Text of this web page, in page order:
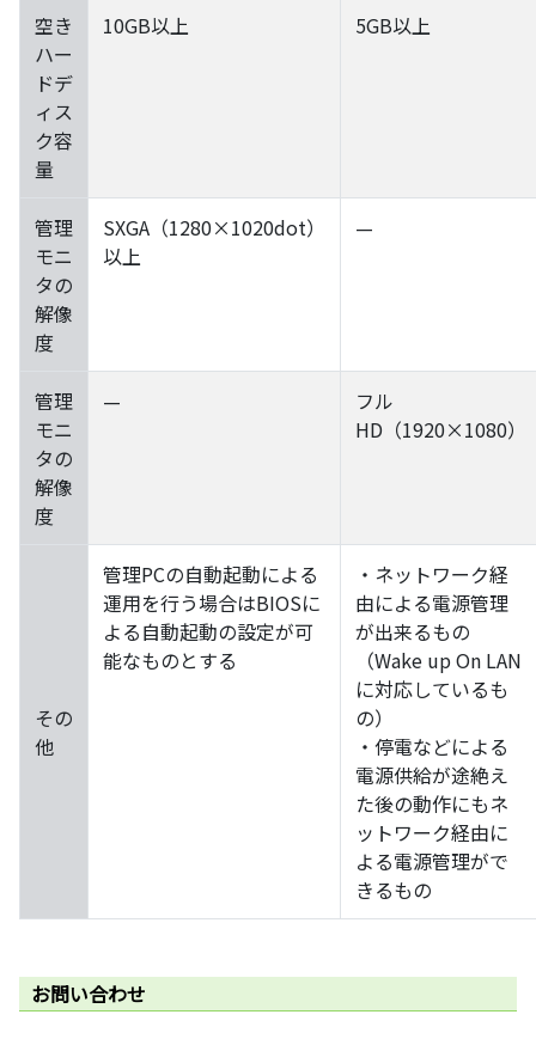
空き
ハー
ドデ
ィス
ク容
量
10GB以上 5GB以上
管理
モニ
タの
解像
度
SXGA（1280×1020dot）
以上
—
管理
モニ
タの
解像
度
—
フル
HD（1920×1080）
その
他
管理PCの自動起動による
運用を行う場合はBIOSに
よる自動起動の設定が可
能なものとする
・ネットワーク経
由による電源管理
が出来るもの
（Wake up On LAN
に対応しているも
の）
・停電などによる
電源供給が途絶え
た後の動作にもネ
ットワーク経由に
よる電源管理がで
きるもの
お問い合わせ